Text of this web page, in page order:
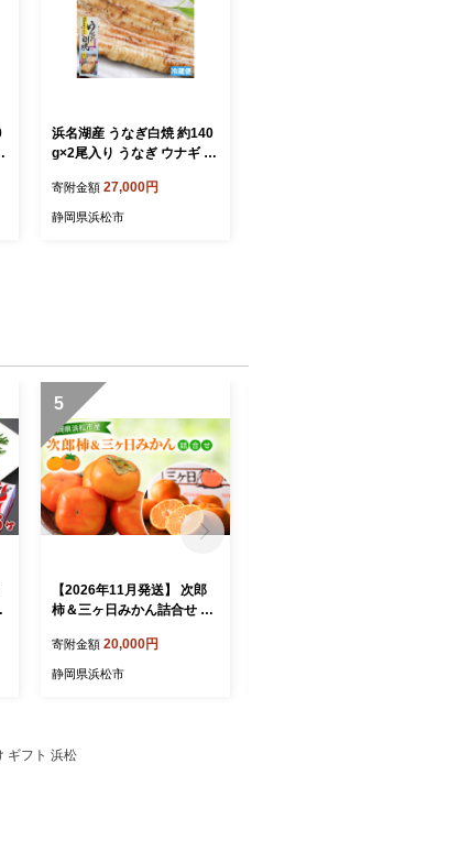
浜名湖産 うなぎ白焼 約140
g×2尾入り うなぎ ウナギ 鰻
とろける ふっくら 香ばしい
旨味 肉厚 静岡 浜松市
寄附金額 27,000円
静岡県浜松市
5
【2026年11月発送】 次郎
柿＆三ヶ日みかん詰合せ 次
日みかん 約3Kg M～L 柿 か
き みかん ミカン 蜜柑 セッ
寄附金額 20,000円
静岡県浜松市
ギフト 浜松